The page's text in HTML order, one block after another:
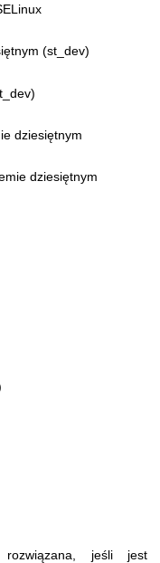
(st_dev)
dziesiętnym
dziesiętnym
jeśli jest